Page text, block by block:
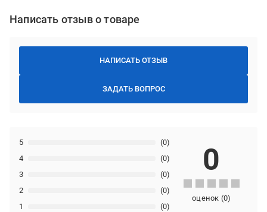
Написать отзыв о товаре
НАПИСАТЬ ОТЗЫВ
ЗАДАТЬ ВОПРОС
1 (0)
2 (0)
3 (0)
4 (0)
5 (0)
0
оценок (0)